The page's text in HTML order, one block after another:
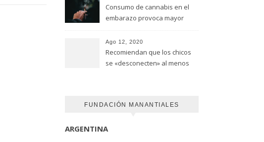
Consumo de cannabis en el
embarazo provoca mayor
(FUNDACION MANANTIALES)
Ago 12, 2020
Recomiendan que los chicos
se «desconecten» al menos
FUNDACIÓN MANANTIALES
ARGENTINA